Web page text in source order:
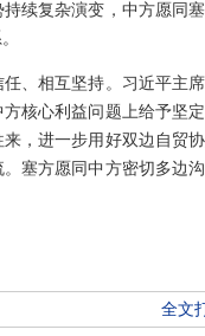
续复杂演变，中方愿同
、相互坚持。习近平主
核心利益问题上给予坚
，进一步用好双边自贸
塞方愿同中方密切多边
全文